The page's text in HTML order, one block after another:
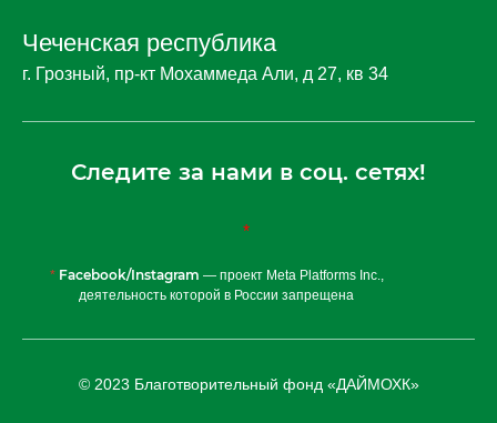
Чеченская республика
г. Грозный, пр-кт Мохаммеда Али, д 27, кв 34
Следите за нами в соц. сетях!
*
* Facebook/Instagram — проект Meta Platforms Inc.,
деятельность которой в России запрещена
© 2023 Благотворительный фонд «ДАЙМОХК»